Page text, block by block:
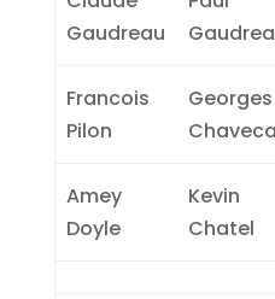
Gaudreau
Francois
Pilon
Georges
Chaveca
Amey
Doyle
Kevin
Chatel